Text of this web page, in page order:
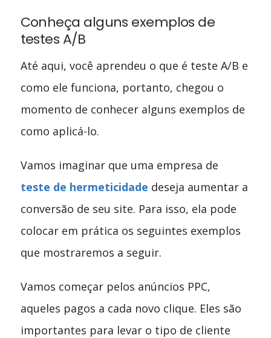
Conheça alguns exemplos de
testes A/B
Até aqui, você aprendeu o que é teste A/B e
como ele funciona, portanto, chegou o
momento de conhecer alguns exemplos de
como aplicá-lo.
Vamos imaginar que uma empresa de
teste de hermeticidade deseja aumentar a
conversão de seu site. Para isso, ela pode
colocar em prática os seguintes exemplos
que mostraremos a seguir.
Vamos começar pelos anúncios PPC,
aqueles pagos a cada novo clique. Eles são
importantes para levar o tipo de cliente